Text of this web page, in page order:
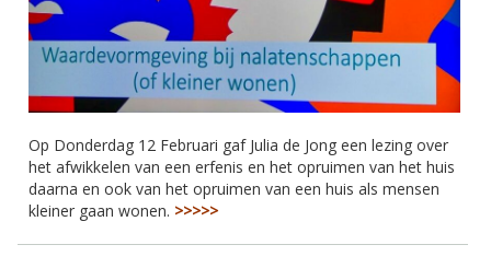
Op Donderdag 12 Februari gaf Julia de Jong een lezing over
het afwikkelen van een erfenis en het opruimen van het huis
daarna en ook van het opruimen van een huis als mensen
kleiner gaan wonen. >>>>>